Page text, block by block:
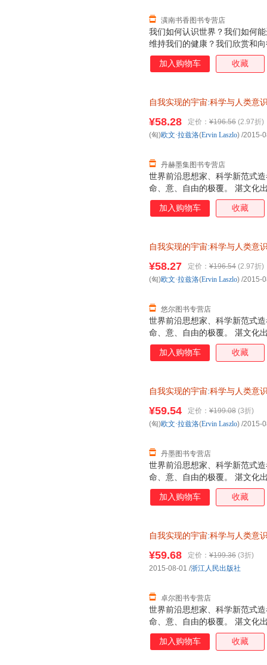
我们如何认识世界？我们如何
维持我们的健康？我们欣赏和
由？我们如何奋斗才能获得哲
科学”和创造了科学革命的激
互联系之时，我们发现科学在
改变我们的世界观，并改变我
提供来自于所有生命系统之间
潢南书香图书专营店
加入购物车 收藏
自我实现的宇宙:科学与人类意
世界前沿思想家、科学新范式
命、意、自由的极覆。 湛文化
¥58.28 定价： ¥196.56 (2.97折)
丹赫墨集图书专营店
(匈)欧文·拉兹洛(Ervin Laszlo) /2015-
加入购物车 收藏
自我实现的宇宙:科学与人类意
世界前沿思想家、科学新范式
命、意、自由的极覆。 湛文化
¥58.27 定价： ¥196.54 (2.97折)
悠尔图书专营店
(匈)欧文·拉兹洛(Ervin Laszlo) /2015-
加入购物车 收藏
自我实现的宇宙:科学与人类意
世界前沿思想家、科学新范式
命、意、自由的极覆。 湛文化
¥59.54 定价： ¥199.08 (3折)
丹墨图书专营店
(匈)欧文·拉兹洛(Ervin Laszlo) /2015-
加入购物车 收藏
自我实现的宇宙:科学与人类意
世界前沿思想家、科学新范式
命、意、自由的极覆。 湛文化
¥59.68 定价： ¥199.36 (3折)
卓尔图书专营店
2015-08-01 /浙江人民出版社
加入购物车 收藏